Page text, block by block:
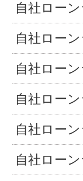
自社ロー
自社ロー
自社ロー
自社ロー
自社ロー
自社ロー